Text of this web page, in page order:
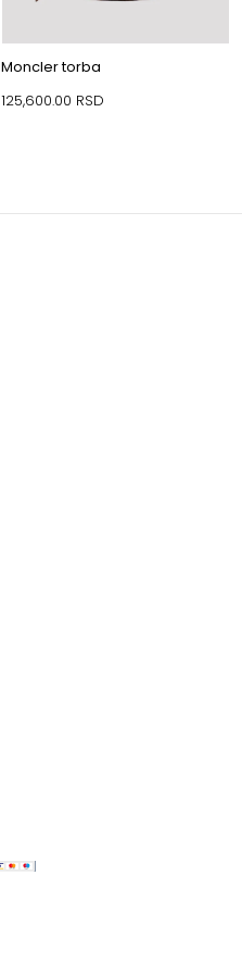
Moncler torba
125,600.00 RSD